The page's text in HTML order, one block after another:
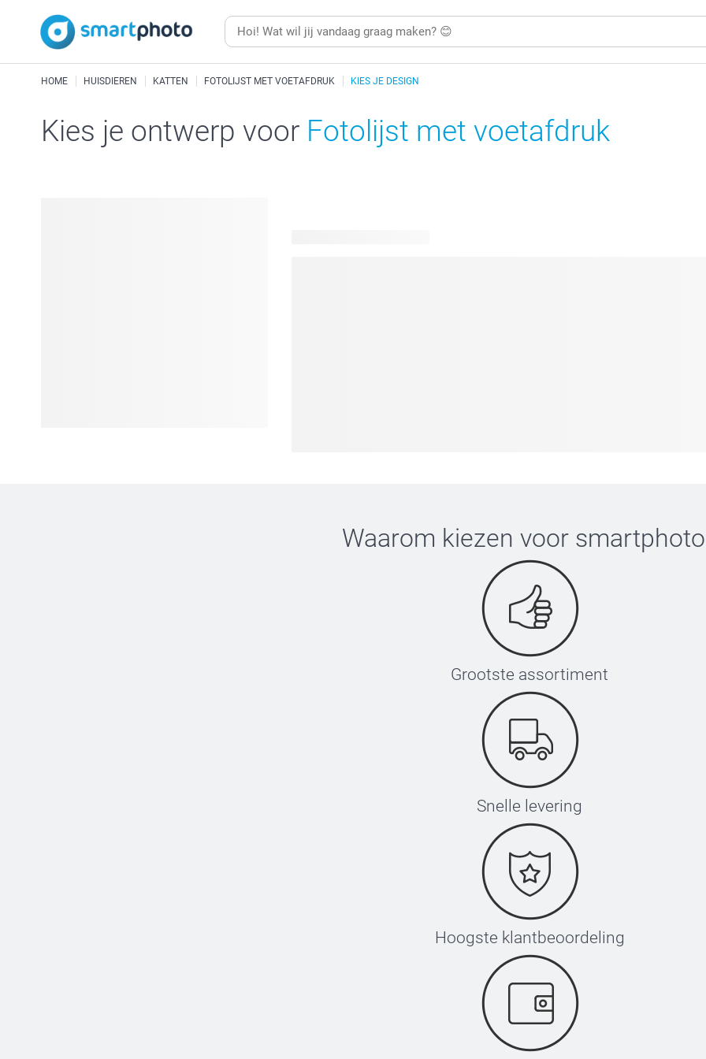
HOME HUISDIEREN KATTEN FOTOLIJST MET VOETAFDRUK KIES JE DESIGN
Kies je ontwerp voor Fotolijst met voetafdruk
Waarom kiezen voor smartphoto
Grootste assortiment
Snelle levering
Hoogste klantbeoordeling